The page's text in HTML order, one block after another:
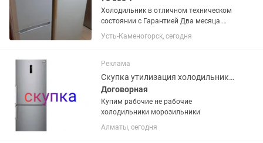
Холодильник в отличном техническом
состоянии с Гарантией Два месяца.
Доставка до подъезда бесплатно.
ПИСАТЬ В если не могу ответить.
Усть-Каменогорск, сегодня
Реклама
Скупка утилизация холодильников
Договорная
Купим рабочие не рабочие
холодильники морозильники
Алматы, сегодня